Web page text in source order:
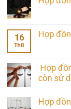
16
Th8
Hợp
Hợp
còn sử
Hợp